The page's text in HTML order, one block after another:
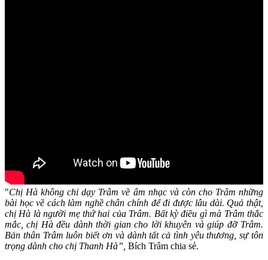
"Chị Hà không chỉ dạy Trâm về âm nhạc và còn cho Trâm những
bài học về cách làm nghề chân chính để đi được lâu dài. Quả thật,
chị Hà là người mẹ thứ hai của Trâm. Bất kỳ điều gì mà Trâm thắc
mắc, chị Hà đều dành thời gian cho lời khuyên và giúp đỡ Trâm.
Bản thân Trâm luôn biết ơn và dành tất cả tình yêu thương, sự tôn
trọng dành cho chị Thanh Hà”, Bích Trâm chia sẻ.